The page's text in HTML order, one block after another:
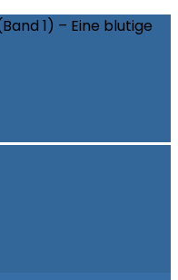
1) – Eine blutige